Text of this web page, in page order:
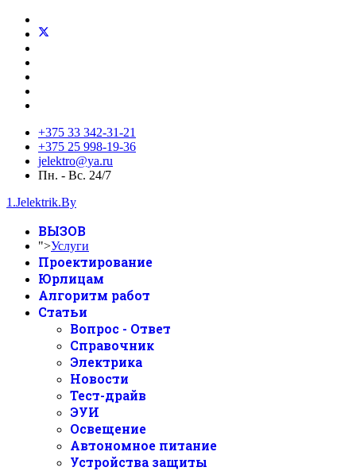
+375 33 342-31-21
+375 25 998-19-36
jelektro@ya.ru
Пн. - Вс. 24/7
1.Jelektrik.By
ВЫЗОВ
">Услуги
Проектирование
Юрлицам
Алгоритм работ
Статьи
Вопрос - Ответ
Справочник
Электрика
Новости
Тест-драйв
ЭУИ
Освещение
Автономное питание
Устройства защиты